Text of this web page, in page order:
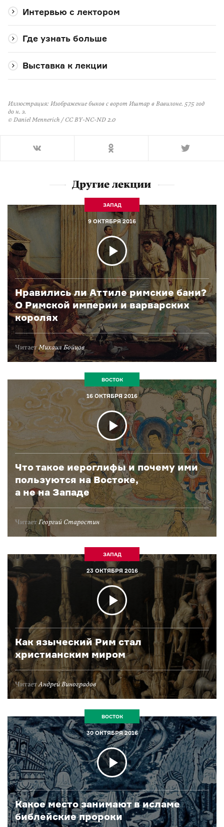
Интервью с лектором
Где узнать больше
Выставка к лекции
Иллюстрация: Изображение быков с ворот Иштар в Вавилоне. 575 год
до н. э.
© Daniel Mennerich / CC BY-NC-ND 2.0
Другие лекции
ЗАПАД
9 ОКТЯБРЯ 2016
Нравились ли Аттиле римские бани?
О Римской империи и варварских
королях
ЧитаетМихаил Бойцов
ВОСТОК
16 ОКТЯБРЯ 2016
Что такое иероглифы и почему ими
пользуются на Востоке,
а не на Западе
ЧитаетГеоргий Старостин
ЗАПАД
23 ОКТЯБРЯ 2016
Как языческий Рим стал
христианским миром
ЧитаетАндрей Виноградов
ВОСТОК
30 ОКТЯБРЯ 2016
Какое место занимают в исламе
библейские пророки